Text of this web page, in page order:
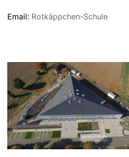
Email: Rotkäppchen-Schule